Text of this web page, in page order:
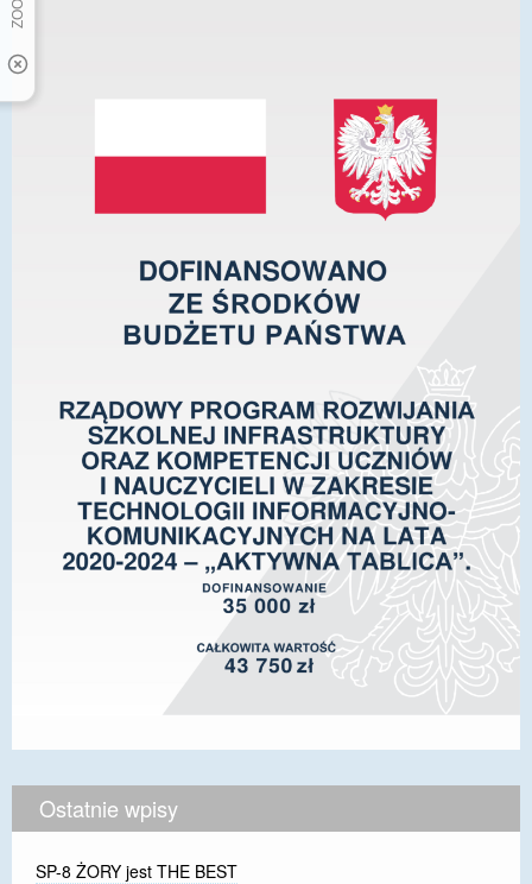
Ostatnie wpisy
SP-8 ŻORY jest THE BEST